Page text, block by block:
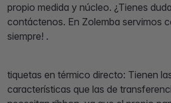
propio medida y núcleo. ¿Tienes
contáctenos. En Zolemba servimos
siempre! .
tiquetas en térmico directo: Tienen
características que las de